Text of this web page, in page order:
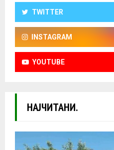
TWITTER
INSTAGRAM
YOUTUBE
НАЈЧИТАНИ.